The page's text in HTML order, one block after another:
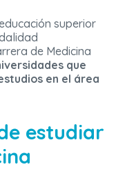
superior
de Medicina
que
en el área
estudiar